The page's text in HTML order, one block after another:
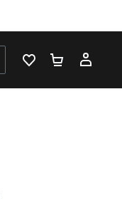
LISTE DEPANIER 0